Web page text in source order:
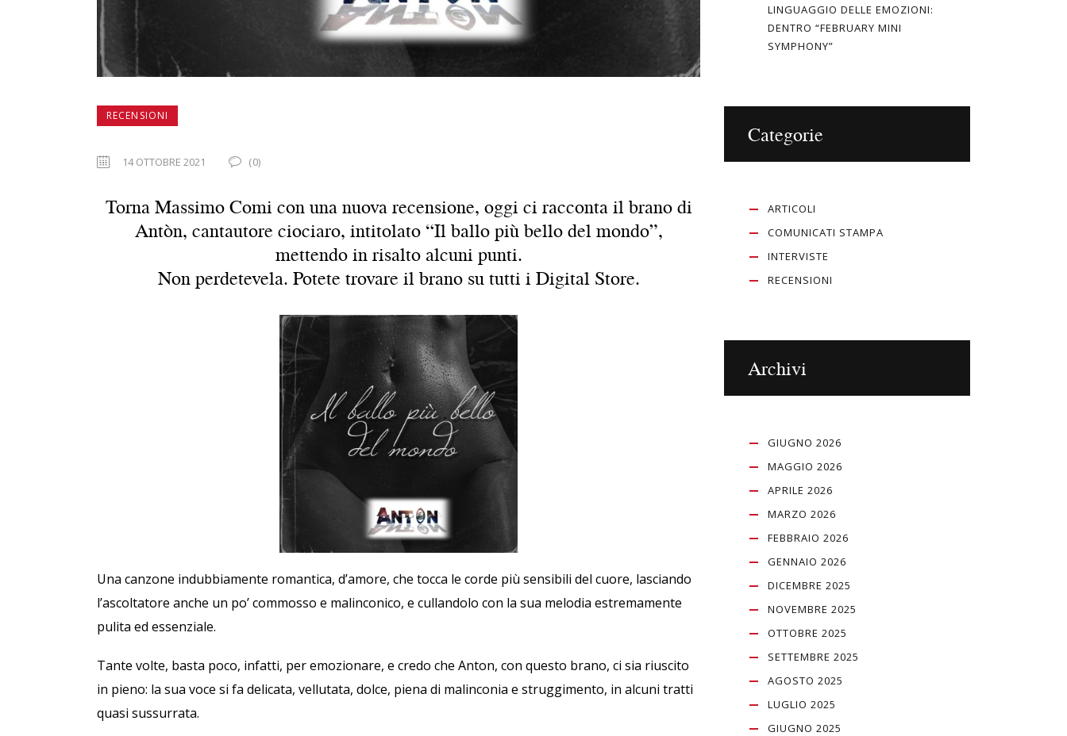
RECENSIONI
14 OTTOBRE 2021 (0)
Torna Massimo Comi con una nuova recensione, oggi ci racconta il brano di
Antòn, cantautore ciociaro, intitolato “Il ballo più bello del mondo”,
mettendo in risalto alcuni punti.
Non perdetevela. Potete trovare il brano su tutti i Digital Store.
Una canzone indubbiamente romantica, d’amore, che tocca le corde più sensibili del cuore, lasciando
l’ascoltatore anche un po’ commosso e malinconico, e cullandolo con la sua melodia estremamente
pulita ed essenziale.
Tante volte, basta poco, infatti, per emozionare, e credo che Anton, con questo brano, ci sia riuscito
in pieno: la sua voce si fa delicata, vellutata, dolce, piena di malinconia e struggimento, in alcuni tratti
quasi sussurrata.
LINGUAGGIO DELLE EMOZIONI:
DENTRO “FEBRUARY MINI
SYMPHONY”
Categorie
ARTICOLI
COMUNICATI STAMPA
INTERVISTE
RECENSIONI
Archivi
GIUGNO 2026
MAGGIO 2026
APRILE 2026
MARZO 2026
FEBBRAIO 2026
GENNAIO 2026
DICEMBRE 2025
NOVEMBRE 2025
OTTOBRE 2025
SETTEMBRE 2025
AGOSTO 2025
LUGLIO 2025
GIUGNO 2025